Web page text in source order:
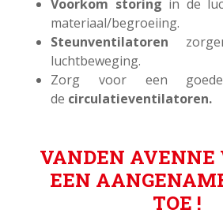
Voorkom storing in de
materiaal/begroeiing.
Steunventilatoren
luchtbeweging.
Zorg voor een
de circulatieventilatoren.
VANDEN AVENNE
EEN
TOE !